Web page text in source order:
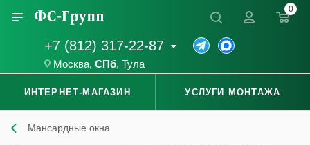
+7 (812) 317-22-87
Москва, СПб, Тула
0
ИНТЕРНЕТ-МАГАЗИН УСЛУГИ МОНТАЖА
Мансардные окна